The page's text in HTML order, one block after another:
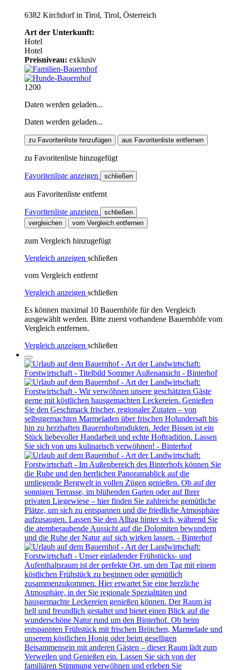
6382 Kirchdorf in Tirol, Tirol, Österreich
Art der Unterkunft:
Hotel
Hotel
Preisniveau: exklusiv
1200
Daten werden geladen...
Daten werden geladen...
zu Favoritenliste hinzufügen aus Favoritenliste entfernen
zu Favoritenliste hinzugefügt
Favoritenliste anzeigen schließen
aus Favoritenliste entfernt
Favoritenliste anzeigen
schließen
vergleichen
vom Vergleich entfernen
zum Vergleich hinzugefügt
Vergleich anzeigen schließen
vom Vergleich entfernt
Vergleich anzeigen schließen
Es können maximal 10 Bauernhöfe für den Vergleich
ausgewählt werden. Bitte zuerst vorhandene Bauernhöfe vom
Vergleich entfernen.
Vergleich anzeigen schließen